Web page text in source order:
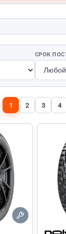
СРОК
1 2 3 4